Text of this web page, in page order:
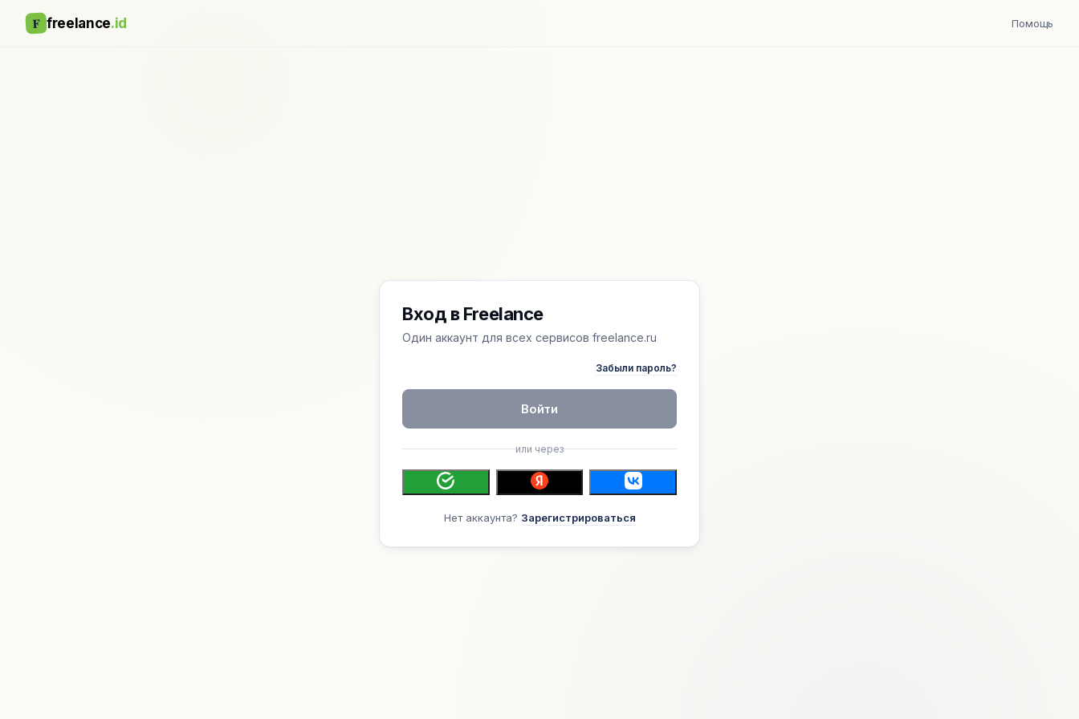
F freelance.id Помощь
Вход в Freelance
Один аккаунт для всех сервисов freelance.ru
Забыли пароль?
Войти
или через
Нет аккаунта? Зарегистрироваться